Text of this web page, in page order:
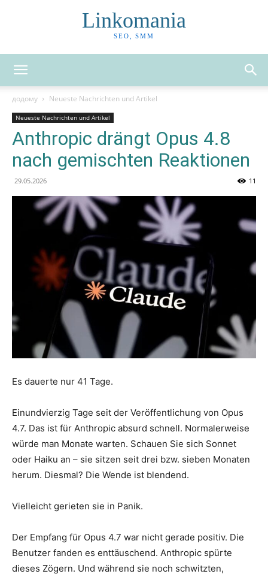
Linkomania
SEO, SMM
додому Neueste Nachrichten und Artikel
Neueste Nachrichten und Artikel
Anthropic drängt Opus 4.8
nach gemischten Reaktionen
29.05.2026 11
Es dauerte nur 41 Tage.
Einundvierzig Tage seit der Veröffentlichung von Opus
4.7. Das ist für Anthropic absurd schnell. Normalerweise
würde man Monate warten. Schauen Sie sich Sonnet
oder Haiku an – sie sitzen seit drei bzw. sieben Monaten
herum. Diesmal? Die Wende ist blendend.
Vielleicht gerieten sie in Panik.
Der Empfang für Opus 4.7 war nicht gerade positiv. Die
Benutzer fanden es enttäuschend. Anthropic spürte
dieses Zögern. Und während sie noch schwitzten,